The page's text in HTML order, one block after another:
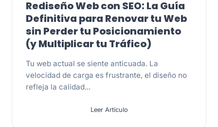
Rediseño Web con SEO: La Guía
Definitiva para Renovar tu Web
sin Perder tu Posicionamiento
(y Multiplicar tu Tráfico)
Tu web actual se siente anticuada. La
velocidad de carga es frustrante, el diseño no
refleja la calidad...
Leer Artículo